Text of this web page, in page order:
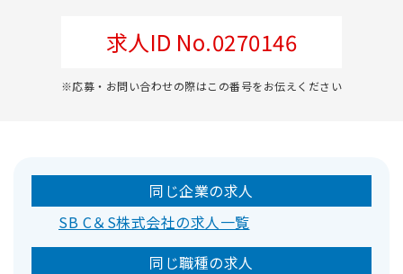
求人ID No.0270146
※応募・お問い合わせの際はこの番号をお伝えください
同じ企業の求人
SB C＆S株式会社の求人一覧
同じ職種の求人